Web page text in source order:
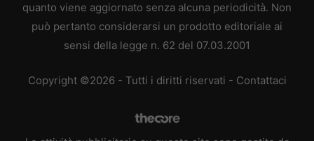
quanto viene aggiornato senza alcuna periodicità. Non
può pertanto considerarsi un prodotto editoriale ai
sensi della legge n. 62 del 07.03.2001
Copyright ©2026 - Tutti i diritti riservati - Contattaci